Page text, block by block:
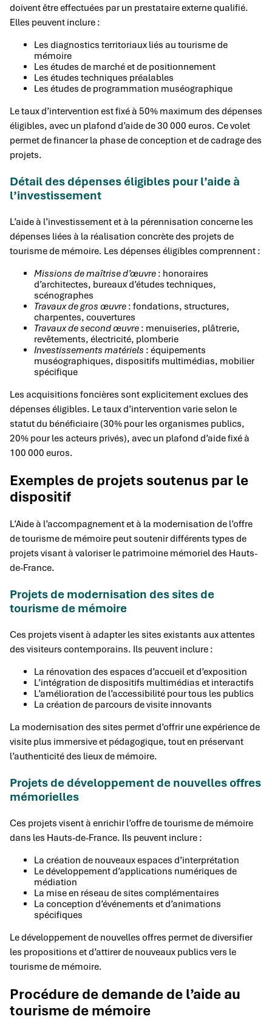
doivent être effectuées par un prestataire externe qualifié.
Elles peuvent inclure :
Les diagnostics territoriaux liés au tourisme de
mémoire
Les études de marché et de positionnement
Les études techniques préalables
Les études de programmation muséographique
Le taux d’intervention est fixé à 50% maximum des dépenses
éligibles, avec un plafond d’aide de 30 000 euros. Ce volet
permet de financer la phase de conception et de cadrage des
projets.
Détail des dépenses éligibles pour l’aide à
l’investissement
L’aide à l’investissement et à la pérennisation concerne les
dépenses liées à la réalisation concrète des projets de
tourisme de mémoire. Les dépenses éligibles comprennent :
Missions de maîtrise d’œuvre : honoraires
d’architectes, bureaux d’études techniques,
scénographes
Travaux de gros œuvre : fondations, structures,
charpentes, couvertures
Travaux de second œuvre : menuiseries, plâtrerie,
revêtements, électricité, plomberie
Investissements matériels : équipements
muséographiques, dispositifs multimédias, mobilier
spécifique
Les acquisitions foncières sont explicitement exclues des
dépenses éligibles. Le taux d’intervention varie selon le
statut du bénéficiaire (30% pour les organismes publics,
20% pour les acteurs privés), avec un plafond d’aide fixé à
100 000 euros.
Exemples de projets soutenus par le
dispositif
L’Aide à l’accompagnement et à la modernisation de l’offre
de tourisme de mémoire peut soutenir différents types de
projets visant à valoriser le patrimoine mémoriel des Hauts-
de-France.
Projets de modernisation des sites de
tourisme de mémoire
Ces projets visent à adapter les sites existants aux attentes
des visiteurs contemporains. Ils peuvent inclure :
La rénovation des espaces d’accueil et d’exposition
L’intégration de dispositifs multimédias et interactifs
L’amélioration de l’accessibilité pour tous les publics
La création de parcours de visite innovants
La modernisation des sites permet d’offrir une expérience de
visite plus immersive et pédagogique, tout en préservant
l’authenticité des lieux de mémoire.
Projets de développement de nouvelles offres
mémorielles
Ces projets visent à enrichir l’offre de tourisme de mémoire
dans les Hauts-de-France. Ils peuvent inclure :
La création de nouveaux espaces d’interprétation
Le développement d’applications numériques de
médiation
La mise en réseau de sites complémentaires
La conception d’événements et d’animations
spécifiques
Le développement de nouvelles offres permet de diversifier
les propositions et d’attirer de nouveaux publics vers le
tourisme de mémoire.
Procédure de demande de l’aide au
tourisme de mémoire